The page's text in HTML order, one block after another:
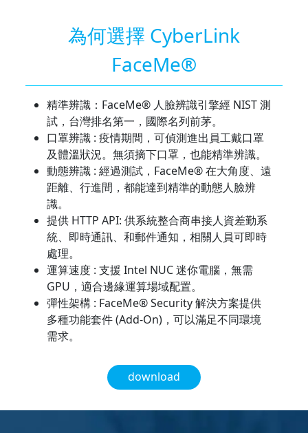
為何選擇 CyberLink
FaceMe®
精準辨識：FaceMe® 人臉辨識引擎經 NIST 測
試，台灣排名第一，國際名列前茅。
口罩辨識 : 疫情期間，可偵測進出員工戴口罩
及體溫狀況。無須摘下口罩，也能精準辨識。
動態辨識 : 經過測試，FaceMe® 在大角度、遠
距離、行進間，都能達到精準的動態人臉辨
識。
提供 HTTP API: 供系統整合商串接人資差勤系
統、即時通訊、和郵件通知，相關人員可即時
處理。
運算速度 : 支援 Intel NUC 迷你電腦，無需
GPU，適合邊緣運算場域配置。
彈性架構 : FaceMe® Security 解決方案提供
多種功能套件 (Add-On)，可以滿足不同環境
需求。
download